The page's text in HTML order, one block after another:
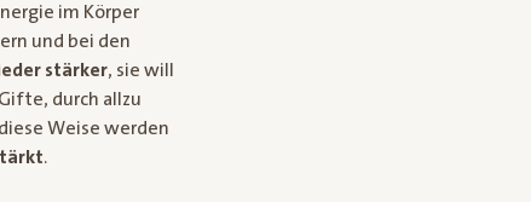
im Körper
und bei den
stärker, sie will
durch allzu
Weise werden
.